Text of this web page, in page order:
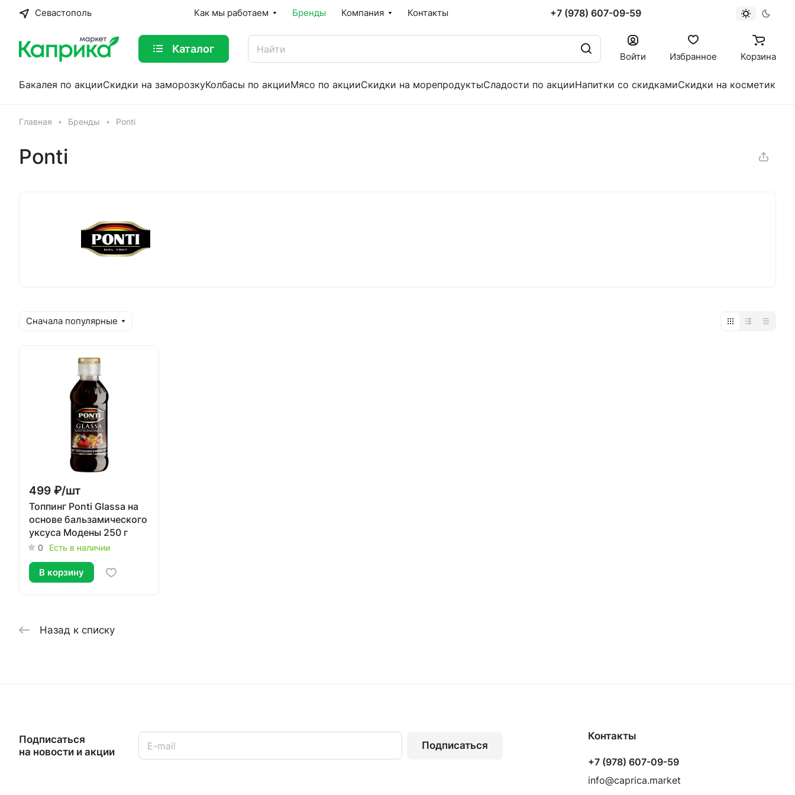
Севастополь Как мы работаем Бренды Компания Контакты +7 (978) 607-09-59
Каталог
Войти Избранное Корзина
Бакалея по акцииСкидки на заморозкуКолбасы по акцииМясо по акцииСкидки на морепродуктыСладости по акцииНапитки со скидкамиСкидки на косметику
Главная Бренды Ponti
Ponti
Сначала популярные
499 ₽/шт
Топпинг Ponti Glassa на
основе бальзамического
уксуса Модены 250 г
0 Есть в наличии
В корзину
Назад к списку
Подписаться
на новости и акции
Подписаться
Контакты
+7 (978) 607-09-59
info@caprica.market